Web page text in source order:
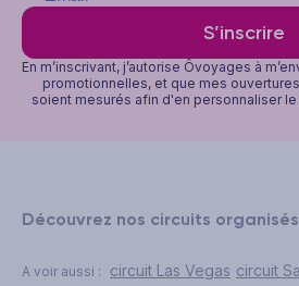
S’inscrire
En m’inscrivant, j’autorise Ôvoyages à
promotionnelles, et que mes
soient mesurés afin d'en personnaliser
Découvrez nos circuits
A voir aussi : circuit Las Vegas circuit